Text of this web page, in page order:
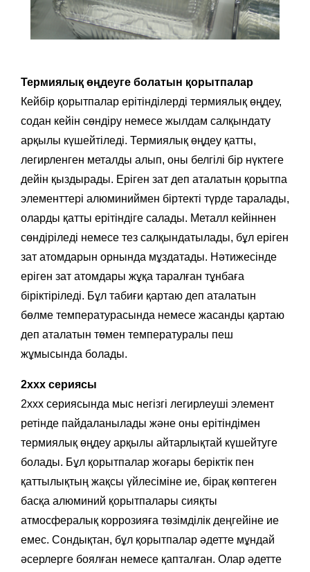
Термиялық өңдеуге болатын қорытпалар
Кейбір қорытпалар ерітінділерді термиялық өңдеу,
содан кейін сөндіру немесе жылдам салқындату
арқылы күшейтіледі. Термиялық өңдеу қатты,
легирленген металды алып, оны белгілі бір нүктеге
дейін қыздырады. Еріген зат деп аталатын қорытпа
элементтері алюминиймен біртекті түрде таралады,
оларды қатты ерітіндіге салады. Металл кейіннен
сөндіріледі немесе тез салқындатылады, бұл еріген
зат атомдарын орнында мұздатады. Нәтижесінде
еріген зат атомдары жұқа таралған тұнбаға
біріктіріледі. Бұл табиғи қартаю деп аталатын
бөлме температурасында немесе жасанды қартаю
деп аталатын төмен температуралы пеш
жұмысында болады.
2xxx сериясы
2xxx сериясында мыс негізгі легирлеуші ​​элемент
ретінде пайдаланылады және оны ерітіндімен
термиялық өңдеу арқылы айтарлықтай күшейтуге
болады. Бұл қорытпалар жоғары беріктік пен
қаттылықтың жақсы үйлесіміне ие, бірақ көптеген
басқа алюминий қорытпалары сияқты
атмосфералық коррозияға төзімділік деңгейіне ие
емес. Сондықтан, бұл қорытпалар әдетте мұндай
әсерлерге боялған немесе қапталған. Олар әдетте